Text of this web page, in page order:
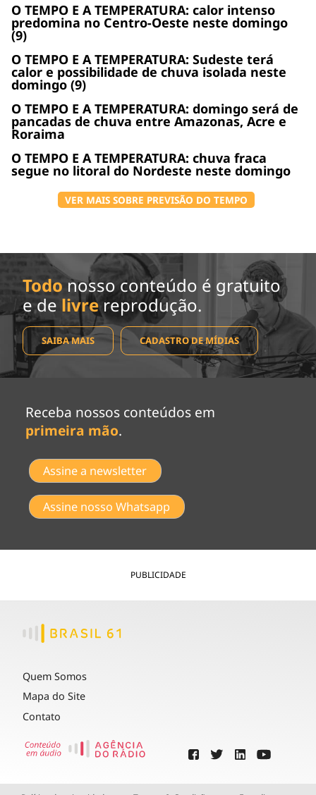
O TEMPO E A TEMPERATURA: calor intenso
predomina no Centro-Oeste neste domingo
(9)
O TEMPO E A TEMPERATURA: Sudeste terá
calor e possibilidade de chuva isolada neste
domingo (9)
O TEMPO E A TEMPERATURA: domingo será de
pancadas de chuva entre Amazonas, Acre e
Roraima
O TEMPO E A TEMPERATURA: chuva fraca
segue no litoral do Nordeste neste domingo
VER MAIS SOBRE PREVISÃO DO TEMPO
Todo nosso conteúdo é gratuito
e de livrereprodução.
SAIBA MAIS CADASTRO DE MÍDIAS
Receba nossos conteúdos em
primeira mão.
Assine a newsletter
Assine nosso Whatsapp
PUBLICIDADE
Quem Somos
Mapa do Site
Contato